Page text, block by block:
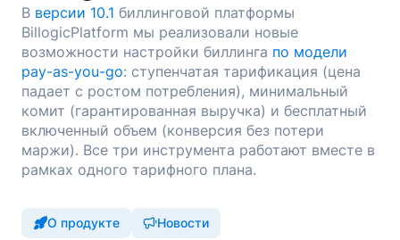
В версии 10.1 биллинговой платформы
BillogicPlatform мы реализовали новые
возможности настройки биллинга по модели
pay-as-you-go: ступенчатая тарификация (цена
падает с ростом потребления), минимальный
комит (гарантированная выручка) и бесплатный
включенный объем (конверсия без потери
маржи). Все три инструмента работают вместе в
рамках одного тарифного плана.
О продукте Новости